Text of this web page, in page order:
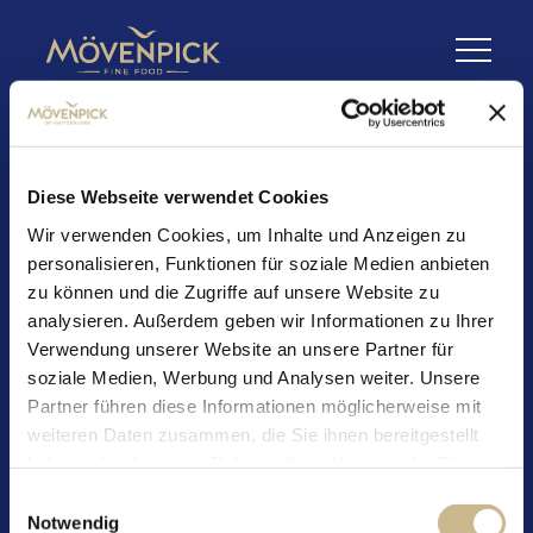
Diese Webseite verwendet Cookies
Wir verwenden Cookies, um Inhalte und Anzeigen zu
personalisieren, Funktionen für soziale Medien anbieten
zu können und die Zugriffe auf unsere Website zu
analysieren. Außerdem geben wir Informationen zu Ihrer
Verwendung unserer Website an unsere Partner für
soziale Medien, Werbung und Analysen weiter. Unsere
Partner führen diese Informationen möglicherweise mit
weiteren Daten zusammen, die Sie ihnen bereitgestellt
Notwendig
Multivitamin-Cocktail
Zutaten:
500 ml 100% Direktsaft Apfel mit Acerola